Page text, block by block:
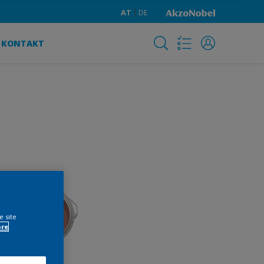
AT DE
KONTAKT
site